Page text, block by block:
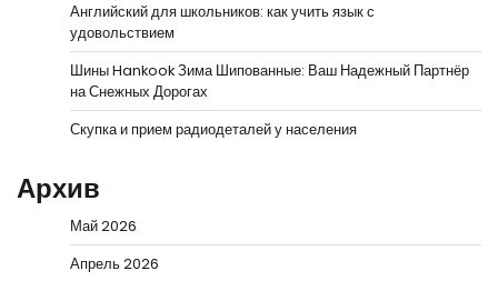
Английский для школьников: как учить язык с
удовольствием
Шины Hankook Зима Шипованные: Ваш Надежный Партнёр
на Снежных Дорогах
Скупка и прием радиодеталей у населения
Архив
Май 2026
Апрель 2026